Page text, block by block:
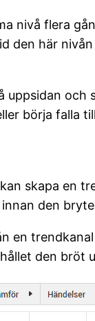
nivå flera
den här
uppsidan
börja falla
skapa en
den
en
den bröt